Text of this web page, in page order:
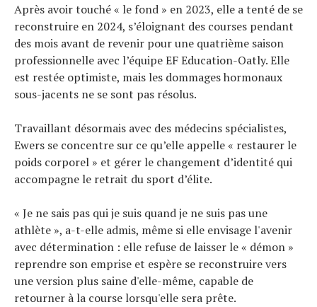
Après avoir touché « le fond » en 2023, elle a tenté de se
reconstruire en 2024, s’éloignant des courses pendant
des mois avant de revenir pour une quatrième saison
professionnelle avec l’équipe EF Education-Oatly. Elle
est restée optimiste, mais les dommages hormonaux
sous-jacents ne se sont pas résolus.
Travaillant désormais avec des médecins spécialistes,
Ewers se concentre sur ce qu’elle appelle « restaurer le
poids corporel » et gérer le changement d’identité qui
accompagne le retrait du sport d’élite.
« Je ne sais pas qui je suis quand je ne suis pas une
athlète », a-t-elle admis, même si elle envisage l'avenir
avec détermination : elle refuse de laisser le « démon »
reprendre son emprise et espère se reconstruire vers
une version plus saine d'elle-même, capable de
retourner à la course lorsqu'elle sera prête.